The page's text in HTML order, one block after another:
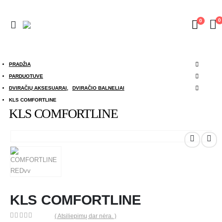
0 0
PRADŽIA
PARDUOTUVE
DVIRAČIŲ AKSESUARAI, DVIRAČIO BALNELIAI
KLS COMFORTLINE
KLS COMFORTLINE
KLS COMFORTLINE
( Atsiliepimų dar nėra. )